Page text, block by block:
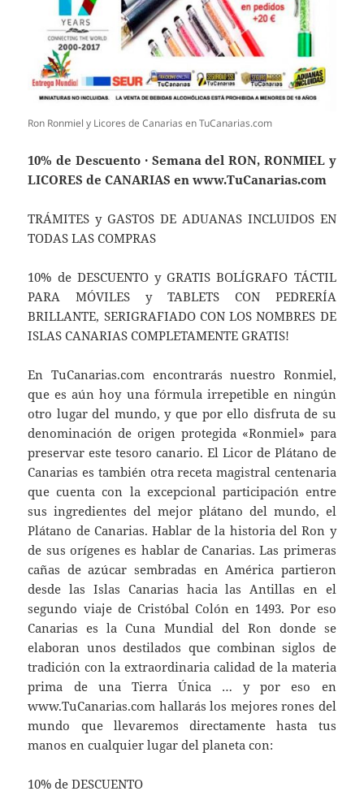
Ron Ronmiel y Licores de Canarias en TuCanarias.com
10% de Descuento · Semana del RON, RONMIEL y
LICORES de CANARIAS en www.TuCanarias.com
TRÁMITES y GASTOS DE ADUANAS INCLUIDOS EN
TODAS LAS COMPRAS
10% de DESCUENTO y GRATIS BOLÍGRAFO TÁCTIL
PARA MÓVILES y TABLETS CON PEDRERÍA
BRILLANTE, SERIGRAFIADO CON LOS NOMBRES DE
ISLAS CANARIAS COMPLETAMENTE GRATIS!
En TuCanarias.com encontrarás nuestro Ronmiel,
que es aún hoy una fórmula irrepetible en ningún
otro lugar del mundo, y que por ello disfruta de su
denominación de origen protegida «Ronmiel» para
preservar este tesoro canario. El Licor de Plátano de
Canarias es también otra receta magistral centenaria
que cuenta con la excepcional participación entre
sus ingredientes del mejor plátano del mundo, el
Plátano de Canarias. Hablar de la historia del Ron y
de sus orí­genes es hablar de Canarias. Las primeras
cañas de azúcar sembradas en América partieron
desde las Islas Canarias hacia las Antillas en el
segundo viaje de Cristóbal Colón en 1493. Por eso
Canarias es la Cuna Mundial del Ron donde se
elaboran unos destilados que combinan siglos de
tradición con la extraordinaria calidad de la materia
prima de una Tierra Única … y por eso en
www.TuCanarias.com hallarás los mejores rones del
mundo que llevaremos directamente hasta tus
manos en cualquier lugar del planeta con:
10% de DESCUENTO